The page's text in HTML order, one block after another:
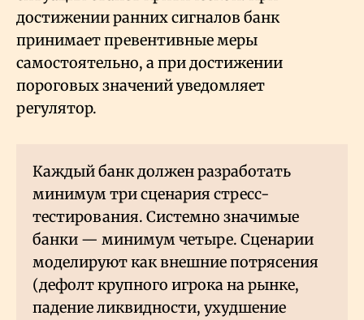
достижении ранних сигналов банк
принимает превентивные меры
самостоятельно, а при достижении
пороговых значений уведомляет
регулятор.
Каждый банк должен разработать
минимум три сценария стресс-
тестирования. Системно значимые
банки — минимум четыре. Сценарии
моделируют как внешние потрясения
(дефолт крупного игрока на рынке,
падение ликвидности, ухудшение